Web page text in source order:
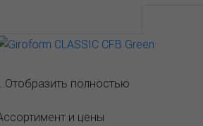
полностью
и цены